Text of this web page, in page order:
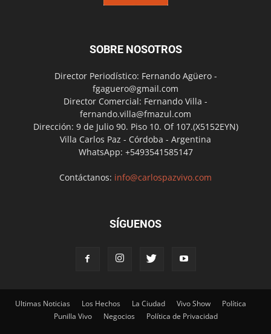
SOBRE NOSOTROS
Director Periodístico: Fernando Agüero -
fgaguero@gmail.com
Director Comercial: Fernando Villa -
fernando.villa@fmazul.com
Dirección: 9 de Julio 90. Piso 10. Of 107.(X5152EYN)
Villa Carlos Paz - Córdoba - Argentina
WhatsApp: +5493541585147
Contáctanos: info@carlospazvivo.com
SÍGUENOS
Ultimas Noticias Los Hechos La Ciudad Vivo Show
Política
Punilla Vivo
Negocios Política de Privacidad